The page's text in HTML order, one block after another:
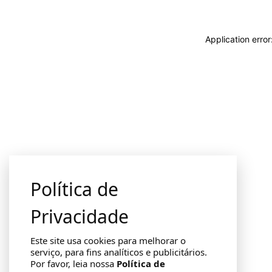
Application
Política de
Privacidade
Este site usa cookies para melhorar o
serviço, para fins analíticos e publicitários.
Por favor, leia nossa Política de